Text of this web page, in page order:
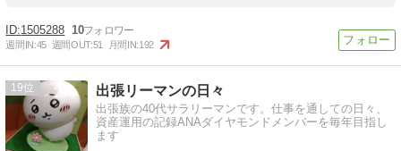
1505288 10
週間IN:45 週間OUT:51 月間IN:192
19 出張リーマンの日々
出張族の40代サラリーマンです。仕事を通しての日々、
資産運用の記録ANAダイヤモンドメンバーを毎年目指し
ます